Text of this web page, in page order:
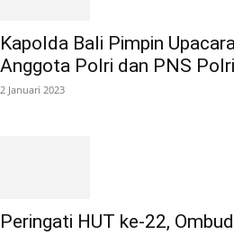
Kapolda Bali Pimpin
Anggota Polri dan PNS Polri
2 Januari 2023
Peringati HUT ke-22,